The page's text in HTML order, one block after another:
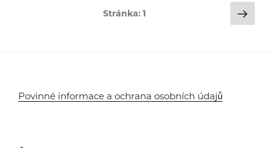
Stránka:1
Povinné informace a ochrana osobních údajů